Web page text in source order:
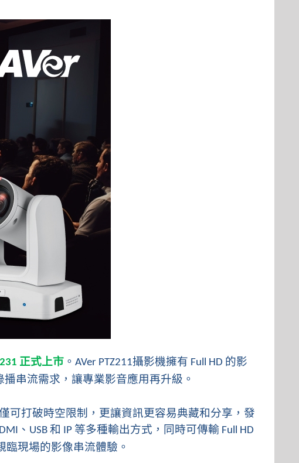
正式上市 。 AVer PTZ211攝影機擁有 Full HD 的影
串流需求，讓專業影音應用再升級。
可打破時空限制，更讓資訊更容易典藏和分享，發
、 USB 和 IP 等多種輸出方式，同時可傳輸 Full HD
現場的影像串流體驗。